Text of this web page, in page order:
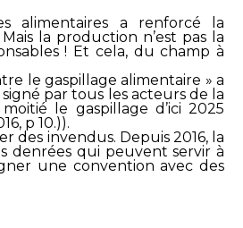
alimentaires a renforcé la
la production n’est pas la
! Et cela, du champ à
le gaspillage alimentaire » a
par tous les acteurs de la
le gaspillage d’ici 2025
p 10.)).
des invendus. Depuis 2016, la
denrées qui peuvent servir à
une convention avec des